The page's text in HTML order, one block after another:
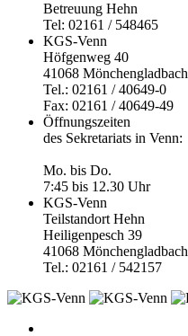
Betreuung Hehn
Tel: 02161 / 548465
KGS-Venn
Höfgenweg 40
41068 Mönchengladbach
Tel.: 02161 / 40649-0
Fax: 02161 / 40649-49
Öffnungszeiten
des Sekretariats in Venn:
Mo. bis Do.
7:45 bis 12.30 Uhr
KGS-Venn
Teilstandort Hehn
Heiligenpesch 39
41068 Mönchengladbach
Tel.: 02161 / 542157